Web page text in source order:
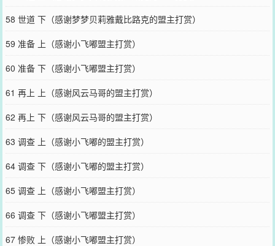
58 世道 下（感谢梦梦贝莉雅戴比路克的盟主打赏）
59 准备 上（感谢小飞嘟盟主打赏）
60 准备 下（感谢小飞嘟盟主打赏）
61 再上 上（感谢风云马哥的盟主打赏）
62 再上 下（感谢风云马哥的盟主打赏）
63 调查 上（感谢小飞嘟的盟主打赏）
64 调查 下（感谢小飞嘟的盟主打赏）
65 调查 上（感谢小飞嘟盟主打赏）
66 调查 下（感谢小飞嘟盟主打赏）
67 惨败 上（感谢小飞嘟盟主打赏）